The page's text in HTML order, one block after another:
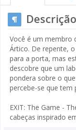
Descrição
Você é um membro
Ártico. De repente,
para a porta, mas
descobre que um
pondera sobre o
percebe-se que tem
EXIT: The Game -
cabeças inspirado